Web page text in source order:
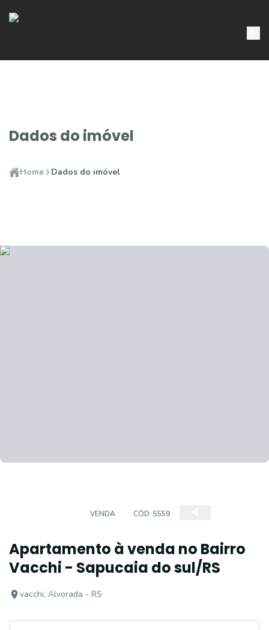
Dados do imóvel
Home Dados do imóvel
VENDA CÓD: 5559
Apartamento à venda no Bairro
Vacchi - Sapucaia do sul/RS
vacchi, Alvorada - RS